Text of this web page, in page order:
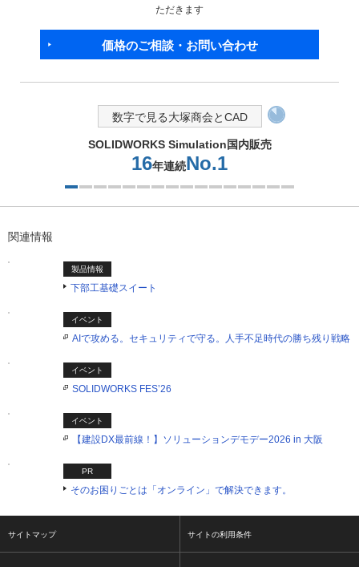
ただきます
価格のご相談・お問い合わせ
数字で見る大塚商会とCAD
SOLIDWORKS Simulation国内販売
16年連続No.1
関連情報
製品情報
下部工基礎スイート
イベント
AIで攻める。セキュリティで守る。人手不足時代の勝ち残り戦略
イベント
SOLIDWORKS FES’26
イベント
【建設DX最前線！】ソリューションデモデー2026 in 大阪
PR
そのお困りごとは「オンライン」で解決できます。
サイトマップ サイトの利用条件